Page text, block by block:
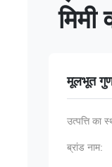
मिमी
मूलभूत
उत्पत्ति का
ब्रांड नाम: